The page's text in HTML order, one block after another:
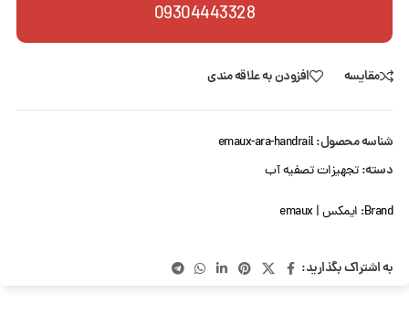
09304443328
مقایسه افزودن به علاقه مندی
شناسه محصول:emaux-ara-handrail
دسته: تجهیزات تصفیه آب
Brand: ایمکس | emaux
به اشتراک بگذارید: